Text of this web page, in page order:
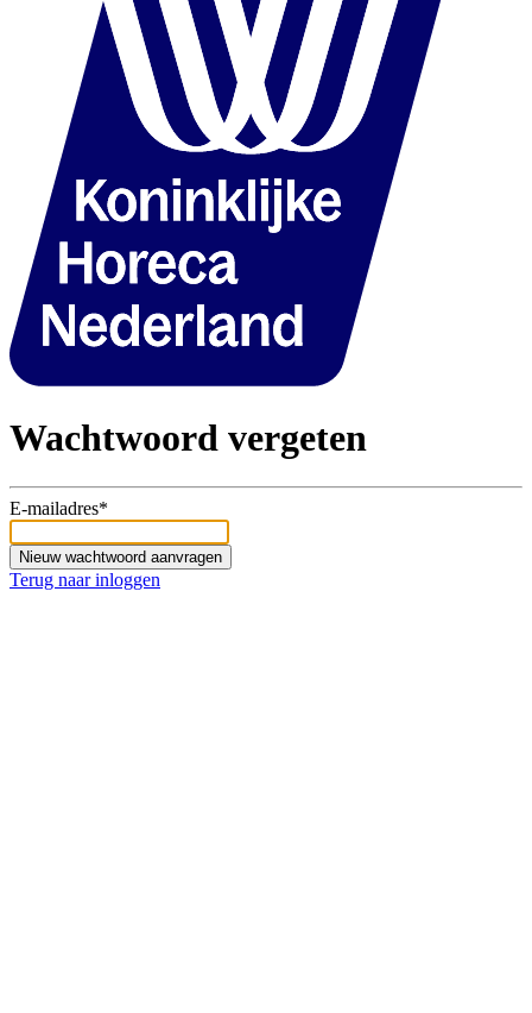
Wachtwoord vergeten
E-mailadres*
Nieuw wachtwoord aanvragen
Terug naar inloggen